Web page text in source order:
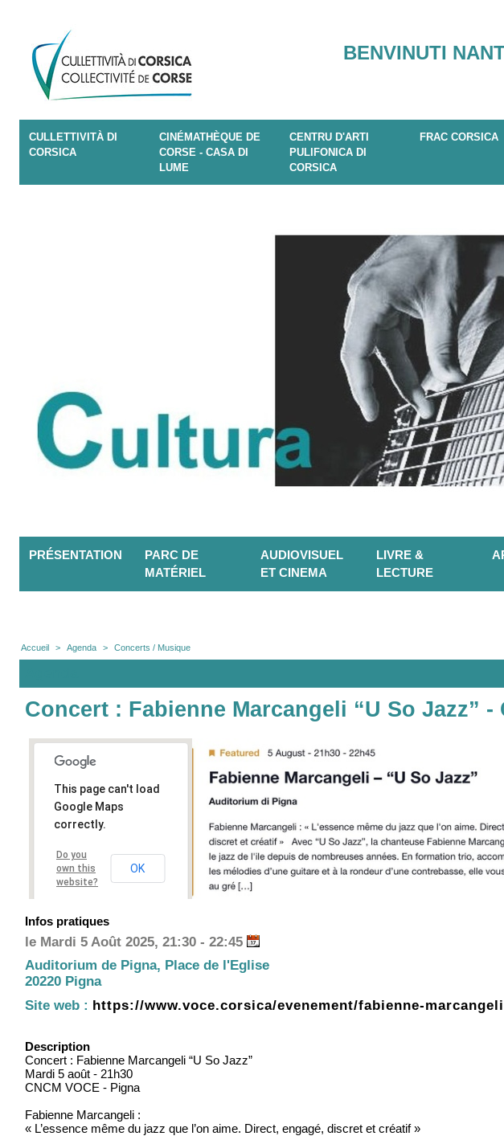
BENVINUTI
CULLETTIVITÀ DI
CORSICA
CINÉMATHÈQUE DE
CORSE - CASA DI
LUME
CENTRU D'ARTI
PULIFONICA DI
CORSICA
FRAC CORSICA
PRÉSENTATION
PARC DE
MATÉRIEL
AUDIOVISUEL
ET CINEMA
LIVRE &
LECTURE
Accueil > Agenda > Concerts / Musique
Concert : Fabienne Marcangeli “U So Jazz” -
This page can't load
Google Maps
correctly.
Do you
own this
website?
OK
Infos pratiques
le Mardi 5 Août 2025, 21:30 - 22:45
Auditorium de Pigna, Place de l'Eglise
20220 Pigna
Site web : https://www.voce.corsica/evenement/fabienne-marcangeli
Description
Concert : Fabienne Marcangeli “U So Jazz”
Mardi 5 août - 21h30
CNCM VOCE - Pigna
Fabienne Marcangeli :
« L’essence même du jazz que l’on aime. Direct, engagé, discret et créatif »